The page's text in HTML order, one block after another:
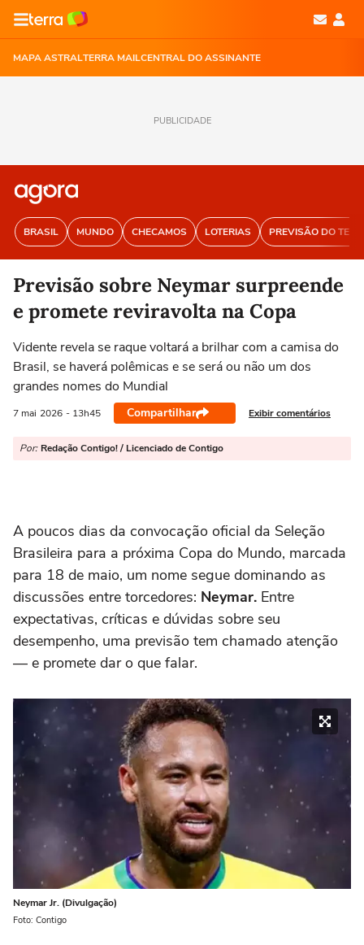
MAPA ASTRALTERRA MAILCENTRAL DO ASSINANTE
PUBLICIDADE
BRASIL MUNDO CHECAMOS LOTERIAS PREVISÃO DO
Previsão sobre Neymar surpreende
e promete reviravolta na Copa
Vidente revela se raque voltará a brilhar com a camisa do
Brasil, se haverá polêmicas e se será ou não um dos
grandes nomes do Mundial
7 mai 2026 - 13h45 Compartilhar Exibir comentários
Por: Redação Contigo! / Licenciado de Contigo
A poucos dias da convocação oficial da Seleção
Brasileira para a próxima Copa do Mundo, marcada
para 18 de maio, um nome segue dominando as
discussões entre torcedores: Neymar. Entre
expectativas, críticas e dúvidas sobre seu
desempenho, uma previsão tem chamado atenção
— e promete dar o que falar.
Neymar Jr. (Divulgação)
Foto: Contigo